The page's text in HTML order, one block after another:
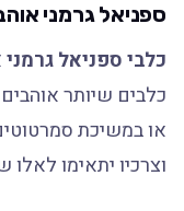
ספניאל גרמני
כלבי ספניאל
כלבים שיותר
או במשיכת
וצרכיו יתאימו לאלו